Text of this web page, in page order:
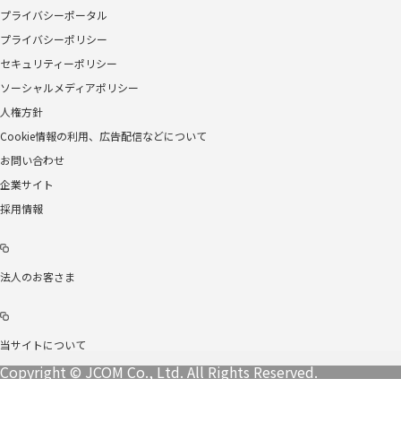
プライバシーポータル
プライバシーポリシー
セキュリティーポリシー
ソーシャルメディアポリシー
人権方針
Cookie情報の利用、広告配信などについて
お問い合わせ
企業サイト
採用情報
法人のお客さま
当サイトについて
Copyright © JCOM Co., Ltd. All Rights Reserved.